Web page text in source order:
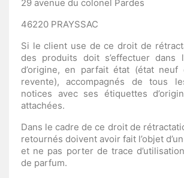
29 avenue du colonel Pardes
46220 PRAYSSAC
Si le client use de ce droit de
des produits doit s’effectuer dans
d’origine, en parfait état (état
revente), accompagnés de tous
notices avec ses étiquettes
attachées.
Dans le cadre de ce droit de
retournés doivent avoir fait l’objet
et ne pas porter de trace
de parfum.